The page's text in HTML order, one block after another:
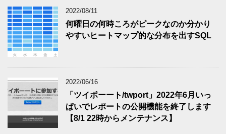
2022/08/11
何曜日の何時ころがピークなのか分かり
やすいヒートマップ的な分布を出すSQL
2022/06/16
「ツイポーート/twport」2022年6月いっ
ぱいでレポートの公開機能を終了します
【8/1 22時からメンテナンス】